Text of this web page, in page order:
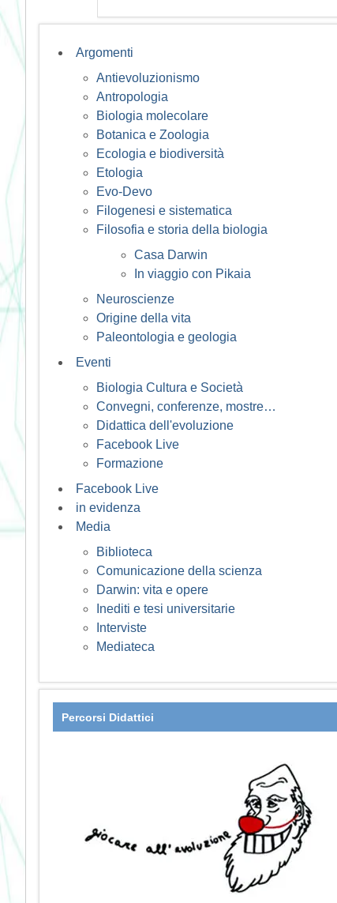
Argomenti
Antievoluzionismo
Antropologia
Biologia molecolare
Botanica e Zoologia
Ecologia e biodiversità
Etologia
Evo-Devo
Filogenesi e sistematica
Filosofia e storia della biologia
Casa Darwin
In viaggio con Pikaia
Neuroscienze
Origine della vita
Paleontologia e geologia
Eventi
Biologia Cultura e Società
Convegni, conferenze, mostre…
Didattica dell'evoluzione
Facebook Live
Formazione
Facebook Live
in evidenza
Media
Biblioteca
Comunicazione della scienza
Darwin: vita e opere
Inediti e tesi universitarie
Interviste
Mediateca
Percorsi Didattici